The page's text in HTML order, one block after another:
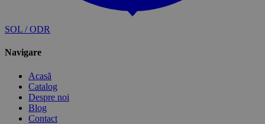
SOL / ODR
Navigare
Acasă
Catalog
Despre noi
Blog
Contact